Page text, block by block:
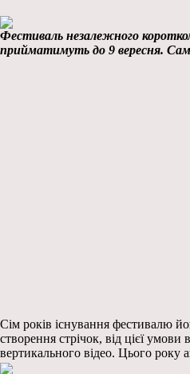
Фестиваль незалежного
прийматимуть до 9 вересня. Сам
Сім років існування фестивалю
створення стрічок, від цієї
вертикального відео. Цього року